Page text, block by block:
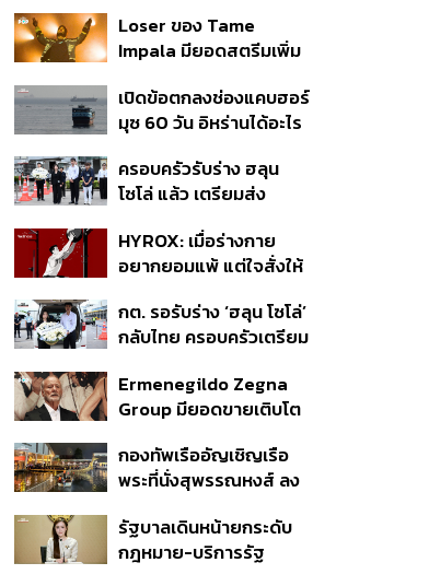
40% เตือนผู้ฝ่าฝืนเจอขั้น
เด็ดขาด
Loser ของ Tame
Impala มียอดสตรีมเพิ่ม
ประกอบ Spider-Man
เปิดข้อตกลงช่องแคบฮอร์
มุซ 60 วัน อิหร่านได้อะไร
ครอบครัวรับร่าง ฮลุน
โซโล่ แล้ว เตรียมส่ง
ชีวิต
HYROX: เมื่อร่างกาย
อยากยอมแพ้ แต่ใจสั่งให้
Self-Commitment ที่น่า
ลอง
กต. รอรับร่าง ‘ฮลุน โซโล่’
กลับไทย ครอบครัวเตรียม
Ermenegildo Zegna
Group มียอดขายเติบโต
ของปีนี้
กองทัพเรืออัญเชิญเรือ
พระที่นั่งสุพรรณหงส์ ลง
พยุหยาตราทางชลมารค ปี
2569
รัฐบาลเดินหน้ายกระดับ
กฎหมาย-บริการรัฐ